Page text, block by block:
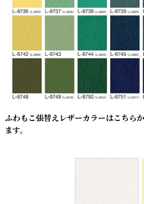
ふわもこ張替えレザーカラーはこちら
ます。